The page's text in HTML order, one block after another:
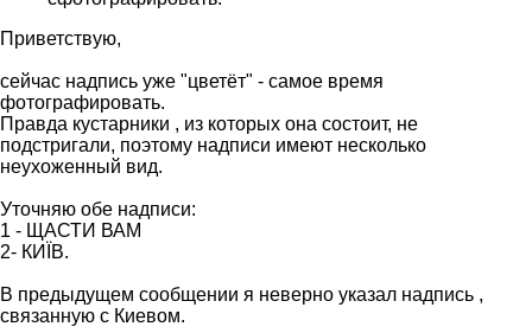
Приветствую,
сейчас надпись уже "цветёт" - самое время
фотографировать.
Правда кустарники , из которых она состоит, не
подстригали, поэтому надписи имеют несколько
неухоженный вид.
Уточняю обе надписи:
1 - ЩАСТИ ВАМ
2- КИЇВ.
В предыдущем сообщении я неверно указал надпись ,
связанную с Киевом.